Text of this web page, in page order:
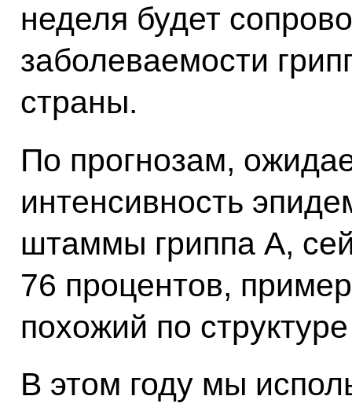
неделя будет
заболеваемости
страны.
По прогнозам,
интенсивность
штаммы гриппа А,
76 процентов,
похожий по
В этом году мы